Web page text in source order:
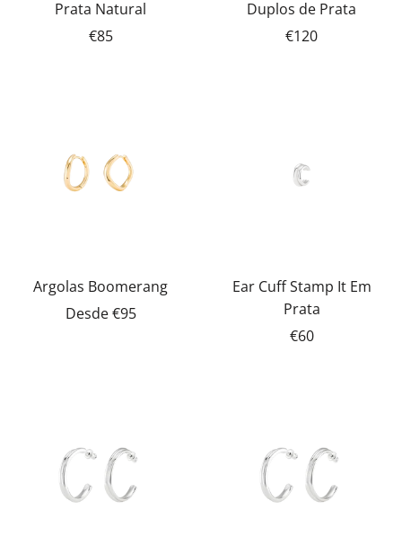
Prata Natural
€85
Duplos de Prata
€120
Argolas Boomerang
Desde€95
Ear Cuff Stamp It Em
Prata
€60